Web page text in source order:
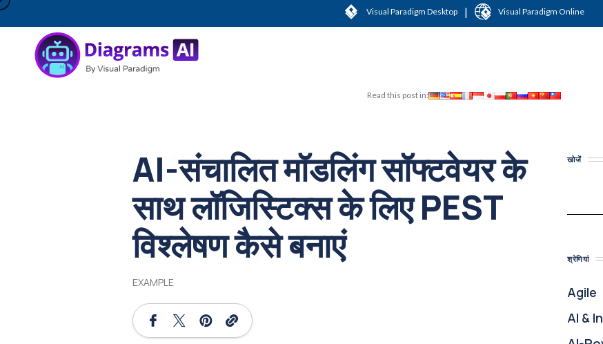
Visual Paradigm Desktop | Visual Paradigm Online
Read this post in:
AI-संचालित मॉडलिंग सॉफ्टवेयर के
साथ लॉजिस्टिक्स के लिए PEST
विश्लेषण कैसे बनाएं
EXAMPLE
खोजें
श्रेणियां
Agile
AI &